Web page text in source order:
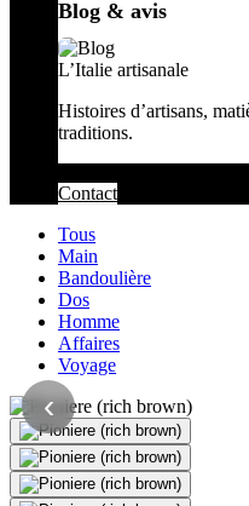
Blog & avis
L’Italie artisanale
Histoires d’artisans,
traditions.
Contact
Tous
Main
Bandoulière
Dos
Homme
Affaires
Voyage
‹